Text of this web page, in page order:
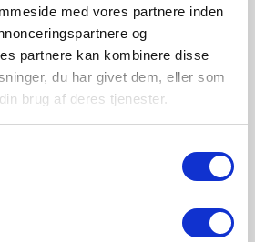
med vores partnere inden
og
partnere kan kombinere disse
du har givet dem, eller som
brug af deres tjenester.